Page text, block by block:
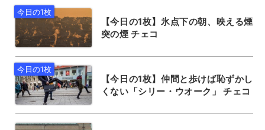
【今日の1枚】氷点下の朝、映える煙
突の煙 チェコ
【今日の1枚】仲間と歩けば恥ずかし
くない「シリー・ウオーク」 チェコ